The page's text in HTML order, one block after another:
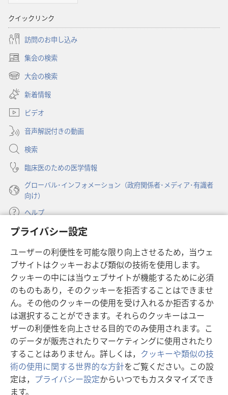
プライバシー設定
ユーザーの利便性を可能な限り向上させるため，当ウェ
ブサイトはクッキーおよび類似の技術を使用します。
クッキーの中には当ウェブサイトが機能するために必須
のものもあり，そのクッキーを拒否することはできませ
ん。その他のクッキーの使用を受け入れるか拒否するか
は選択することができます。それらのクッキーはユー
ザーの利便性を向上させる目的でのみ使用されます。こ
のデータが販売されたりマーケティングに使用されたり
することはありません。詳しくは， クッキーや類似の技
術の使用に関する世界的な方針をご覧ください。この設
定は， プライバシー設定からいつでもカスタマイズでき
ます。
クイックリンク
訪問のお申し込み
集会の検索
（新
し
タ
で
開
く）
大会の検索
（新
し
い
タ
ブ
で
開
く）
新着情報
ビデオ
音声解説付きの動画
検索
臨床医のための医学情報
グローバル･インフォメーション（政府関係者･メディア･有識者
向け）
ヘルプ
寄付
し
い
タ
ブ
で
開
く）
ものみの塔 オンライン・ライブラリー
（新
し
い
タ
ブ
で
開
く）
JW Hub ®
（新
し
い
タ
ブ
で
開
く）
JW Library ®
Watchtower Library®
Copyright